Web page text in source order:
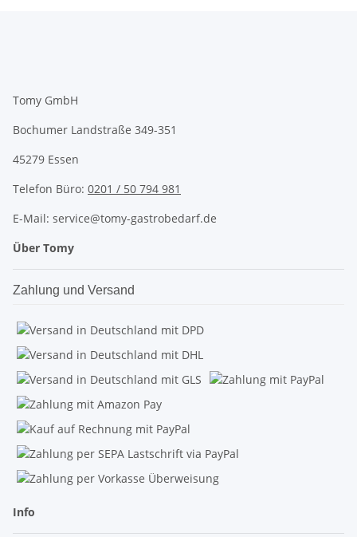
Tomy GmbH
Bochumer Landstraße 349-351
45279 Essen
Telefon Büro: 0201 / 50 794 981
E-Mail: service@tomy-gastrobedarf.de
Über Tomy
Zahlung und Versand
Info